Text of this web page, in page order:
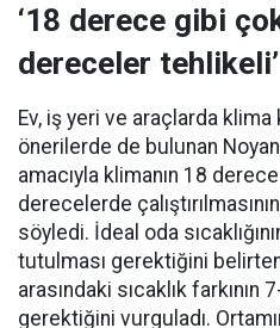
‘18 derece gibi
dereceler tehlikeli’
Ev, iş yeri ve araçlarda klima
önerilerde de bulunan
amacıyla klimanın 18
derecelerde
söyledi. İdeal oda
tutulması gerektiğini
arasındaki sıcaklık
gerektiğini vurguladı.